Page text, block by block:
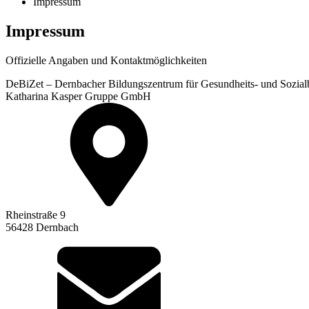
Impressum
Offizielle Angaben und Kontaktmöglichkeiten
DeBiZet – Dernbacher Bildungszentrum für Gesundheits- und
Katharina Kasper Gruppe GmbH
Rheinstraße 9
56428 Dernbach